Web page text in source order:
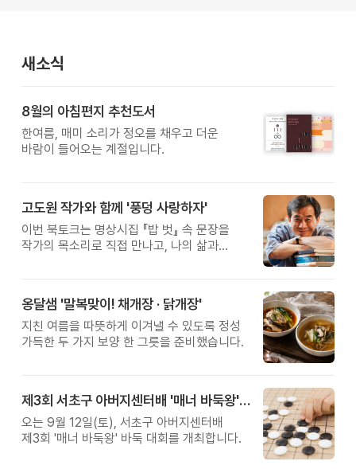
새소식
8월의 아침편지 추천도서
한여름, 매미 소리가 정오를 채우고 더운
바람이 들어오는 계절입니다.
고도원 작가와 함께 '풍덩 사랑하자'
이번 북토크는 명상시집 『밥 벗』 속 문장을
작가의 목소리로 직접 만나고, 나의 삶과
옹달샘 '말복맞이! 채개장 · 닭개장'
지친 여름을 따뜻하게 이겨낼 수 있도록 정성
가득한 두 가지 보양 한 그릇을 준비했습니다.
제3회 서초구 아버지센터배 '매너 바둑왕' 대회
오는 9월 12일(토), 서초구 아버지센터배
제3회 '매너 바둑왕' 바둑 대회를 개최합니다.